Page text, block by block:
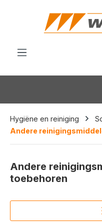
Hygiëne en reiniging
Andere
Andere
toebehoren